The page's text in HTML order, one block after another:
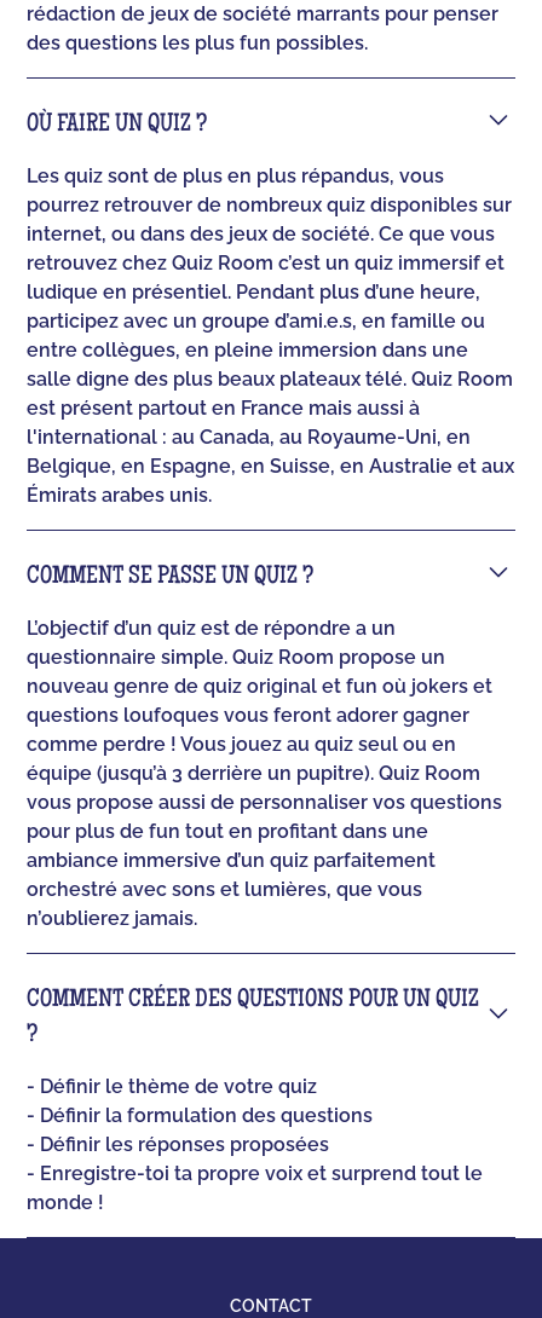
rédaction de jeux de société marrants pour penser
des questions les plus fun possibles.
OÙ FAIRE UN QUIZ ?
Les quiz sont de plus en plus répandus, vous
pourrez retrouver de nombreux quiz disponibles sur
internet, ou dans des jeux de société. Ce que vous
retrouvez chez Quiz Room c’est un quiz immersif et
ludique en présentiel. Pendant plus d’une heure,
participez avec un groupe d’ami.e.s, en famille ou
entre collègues, en pleine immersion dans une
salle digne des plus beaux plateaux télé. Quiz Room
est présent partout en France mais aussi à
l'international : au Canada, au Royaume-Uni, en
Belgique, en Espagne, en Suisse, en Australie et aux
Émirats arabes unis.
COMMENT SE PASSE UN QUIZ ?
L’objectif d’un quiz est de répondre a un
questionnaire simple. Quiz Room propose un
nouveau genre de quiz original et fun où jokers et
questions loufoques vous feront adorer gagner
comme perdre ! Vous jouez au quiz seul ou en
équipe (jusqu’à 3 derrière un pupitre). Quiz Room
vous propose aussi de personnaliser vos questions
pour plus de fun tout en profitant dans une
ambiance immersive d’un quiz parfaitement
orchestré avec sons et lumières, que vous
n’oublierez jamais.
COMMENT CRÉER DES QUESTIONS POUR UN QUIZ
?
- Définir le thème de votre quiz
- Définir la formulation des questions
- Définir les réponses proposées
- Enregistre-toi ta propre voix et surprend tout le
monde !
CONTACT